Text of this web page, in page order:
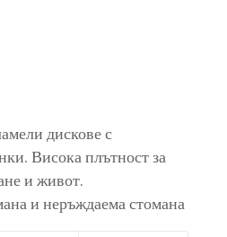
дискове с
Висока плътност за
и живот.
и неръждаема стомана